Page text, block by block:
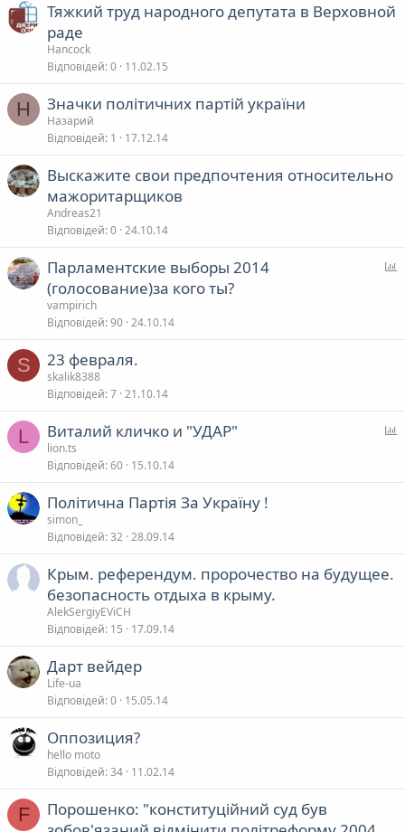
Тяжкий труд народного депутата в Верховной
раде
Hancock
Відповідей 0 11.02.15
Н Значки політичних партій україни
Назарий
Відповідей 1 17.12.14
Выскажите свои предпочтения относительно
мажоритарщиков
Andreas21
Відповідей 0 24.10.14
я
Парламентские выборы 2014
(голосование)за кого ты?
vampirich
Відповідей 90 24.10.14
S 23 февраля.
skalik8388
Відповідей 7 21.10.14
L Виталий кличко и "УДАР"
lion.ts
Відповідей 60 15.10.14
Політична Партія За Україну !
simon_
Відповідей 32 28.09.14
Крым. референдум. пророчество на будущее.
безопасность отдыха в крыму.
AlekSergiyEViCH
Відповідей 15 17.09.14
Дарт вейдер
Life-ua
Відповідей 0 15.05.14
Оппозиция?
hello moto
Відповідей 34 11.02.14
F
Порошенко: "конституційний суд був